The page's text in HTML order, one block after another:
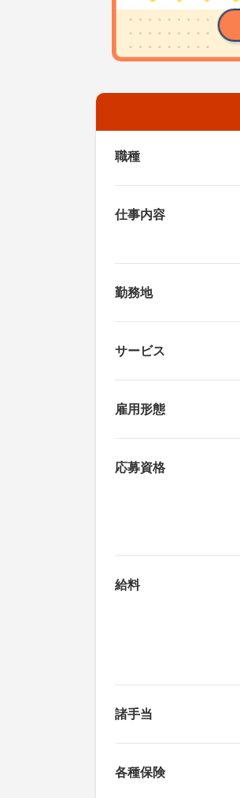
職種
仕事内容
勤務地
サービス
雇用形態
応募資格
給料
諸手当
各種保険